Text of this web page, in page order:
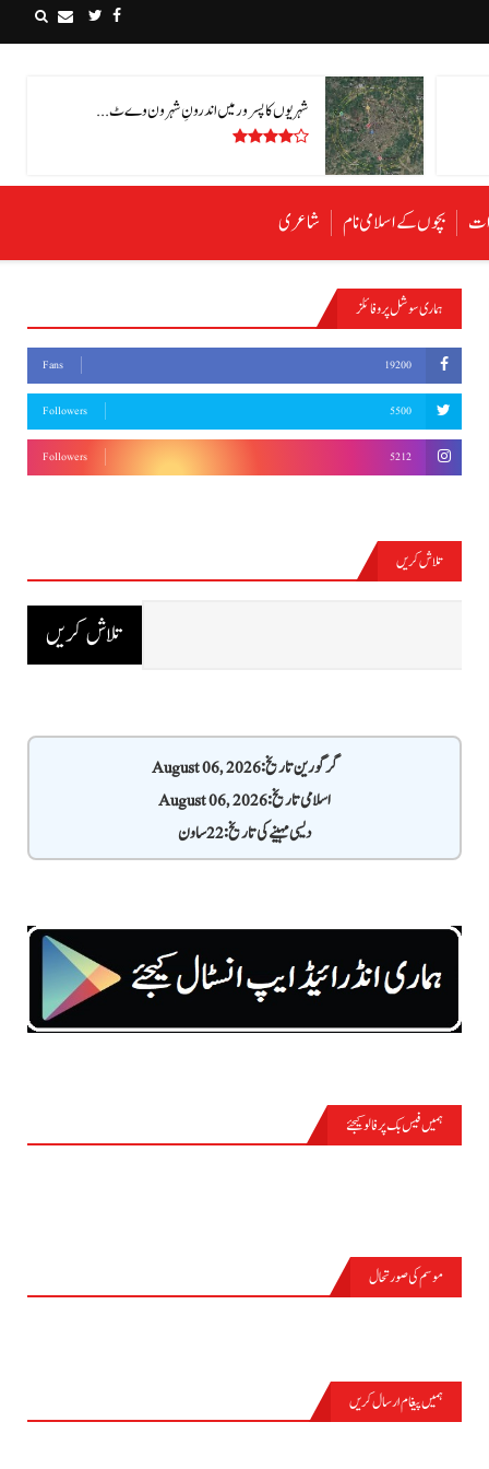
شہریوں کا پسرور میں اندرونِ شہر ون وے ٹ...
بچوں کے اسلامی نام شاعری
ہماری سوشل پروفائلز
19200
Fans
5500
Followers
5212
Followers
تلاش کریں
گرگورین تاریخ: August 06, 2026
اسلامی تاریخ: August 06, 2026
دیسی مہینے کی تاریخ: 22 ساون
ہمیں فیس بک پر فالو کیجئے
موسم کی صورتحال
ہمیں پیغام ارسال کریں